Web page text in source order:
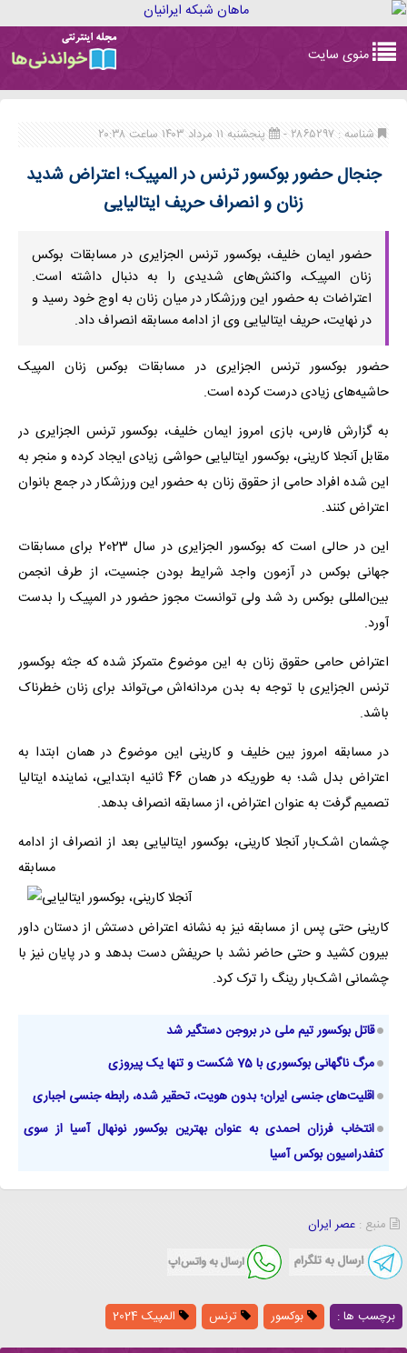
navigation
منوی سایت
شناسه : ۲۸۶۵۲۹۷ - پنجشنبه ۱۱ مرداد ۱۴۰۳ ساعت ۲۰:۳۸
جنجال حضور بوکسور ترنس در المپیک؛ اعتراض شدید
زنان و انصراف حریف ایتالیایی
حضور ایمان خلیف، بوکسور ترنس الجزایری در مسابقات بوکس
زنان المپیک، واکنش‌های شدیدی را به دنبال داشته است.
اعتراضات به حضور این ورزشکار در میان زنان به اوج خود رسید و
در نهایت، حریف ایتالیایی وی از ادامه مسابقه انصراف داد.
حضور بوکسور ترنس الجزایری در مسابقات بوکس زنان المپیک
حاشیه‌های زیادی درست کرده است.
به گزارش فارس، بازی امروز ایمان خلیف، بوکسور ترنس الجزایری در
مقابل آنجلا کارینی، بوکسور ایتالیایی حواشی زیادی ایجاد کرده و منجر به
این شده افراد حامی از حقوق زنان به حضور این ورزشکار در جمع بانوان
اعتراض کنند.
این در حالی است که بوکسور الجزایری در سال 2023 برای مسابقات
جهانی بوکس در آزمون واجد شرایط بودن جنسیت، از طرف انجمن
بین‌المللی بوکس رد شد ولی توانست مجوز حضور در المپیک را بدست
آورد.
اعتراض حامی حقوق زنان به این موضوع متمرکز شده که جثه بوکسور
ترنس الجزایری با توجه به بدن مردانه‌اش می‌تواند برای زنان خطرناک
باشد.
در مسابقه امروز بین خلیف و کارینی این موضوع در همان ابتدا به
اعتراض بدل شد؛ به طوریکه در همان 46 ثانیه ابتدایی، نماینده ایتالیا
تصمیم گرفت به عنوان اعتراض، از مسابقه انصراف بدهد.
چشمان اشک‌بار آنجلا کارینی، بوکسور ایتالیایی بعد از انصراف از ادامه
مسابقه
کارینی حتی پس از مسابقه نیز به نشانه اعتراض دستش از دستان داور
بیرون کشید و حتی حاضر نشد با حریفش دست بدهد و در پایان نیز با
چشمانی اشک‌بار رینگ را ترک کرد.
قاتل بوکسور تیم ملی در بروجن دستگیر شد
مرگ ناگهانی بوکسوری با 75 شکست و تنها یک پیروزی
اقلیت‌های جنسی ایران؛ بدون هویت، تحقیر شده، رابطه جنسی اجباری
انتخاب فرزان احمدی به عنوان بهترین بوکسور نونهال آسیا از سوی
کنفدراسیون بوکس آسیا
منبع : عصر ایران
برچسب ها : بوکسور ترنس المپیک 2024